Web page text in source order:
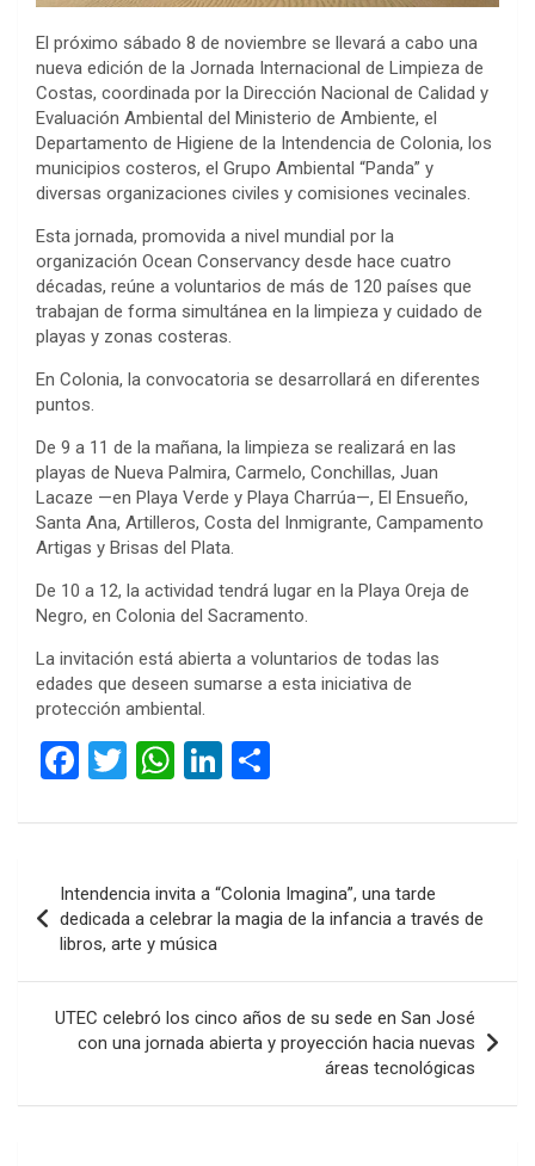
El próximo sábado 8 de noviembre se llevará a cabo una
nueva edición de la Jornada Internacional de Limpieza de
Costas, coordinada por la Dirección Nacional de Calidad y
Evaluación Ambiental del Ministerio de Ambiente, el
Departamento de Higiene de la Intendencia de Colonia, los
municipios costeros, el Grupo Ambiental “Panda” y
diversas organizaciones civiles y comisiones vecinales.
Esta jornada, promovida a nivel mundial por la
organización Ocean Conservancy desde hace cuatro
décadas, reúne a voluntarios de más de 120 países que
trabajan de forma simultánea en la limpieza y cuidado de
playas y zonas costeras.
En Colonia, la convocatoria se desarrollará en diferentes
puntos.
De 9 a 11 de la mañana, la limpieza se realizará en las
playas de Nueva Palmira, Carmelo, Conchillas, Juan
Lacaze —en Playa Verde y Playa Charrúa—, El Ensueño,
Santa Ana, Artilleros, Costa del Inmigrante, Campamento
Artigas y Brisas del Plata.
De 10 a 12, la actividad tendrá lugar en la Playa Oreja de
Negro, en Colonia del Sacramento.
La invitación está abierta a voluntarios de todas las
edades que deseen sumarse a esta iniciativa de
protección ambiental.
F
ce
o
o
k
T
tt
er
W
at
s
A
p
p
Li
ke
dI
n
m
p
ar
de
entradas
Intendencia invita a “Colonia Imagina”, una tarde
dedicada a celebrar la magia de la infancia a través de
libros, arte y música
UTEC celebró los cinco años de su sede en San José
con una jornada abierta y proyección hacia nuevas
áreas tecnológicas